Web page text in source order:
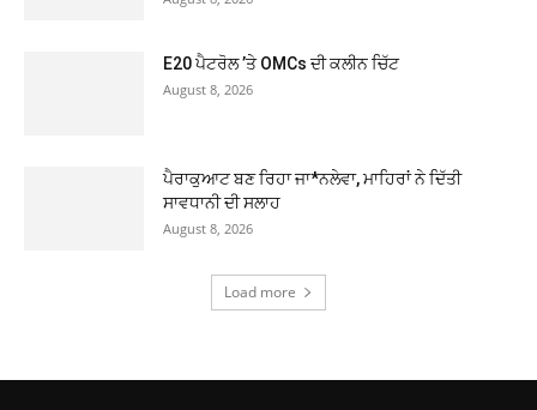
E20 ਪੈਟਰੋਲ ’ਤੇ OMCs ਦੀ ਕਲੀਨ ਚਿੱਟ
August 8, 2026
ਪੈਰਾਕੁਆਟ ਬਣ ਰਿਹਾ ਜਾ*ਨਲੇਵਾ, ਮਾਹਿਰਾਂ ਨੇ ਦਿੱਤੀ
ਸਾਵਧਾਨੀ ਦੀ ਸਲਾਹ
August 8, 2026
Load more